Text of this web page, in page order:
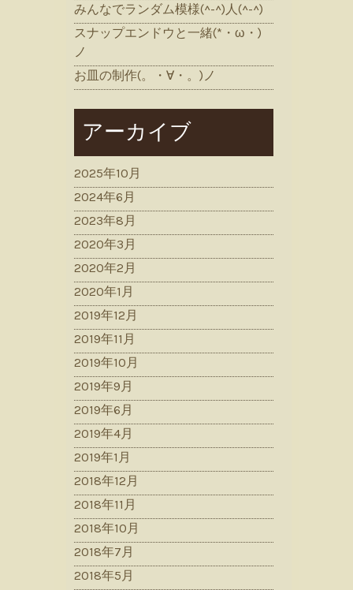
みんなでランダム模様(^-^)人(^-^)
スナップエンドウと一緒(*・ω・)
ノ
お皿の制作(。・∀・。)ノ
アーカイブ
2025年10月
2024年6月
2023年8月
2020年3月
2020年2月
2020年1月
2019年12月
2019年11月
2019年10月
2019年9月
2019年6月
2019年4月
2019年1月
2018年12月
2018年11月
2018年10月
2018年7月
2018年5月